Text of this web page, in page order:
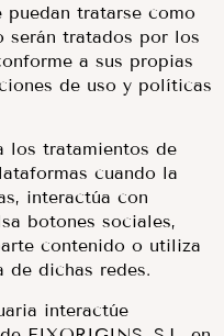
tratarse como
serán tratados por los
a sus propias
de uso y políticas
los tratamientos de
cuando la
interactúa con
botones sociales,
contenido o utiliza
de dichas redes.
interactúe